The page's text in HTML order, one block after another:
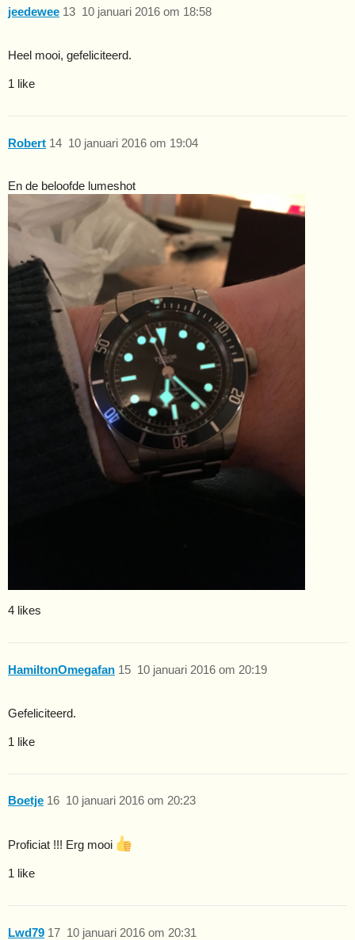
jeedewee 10 januari 2016 om 18:58
13
Heel mooi, gefeliciteerd.
1 like
Robert 10 januari 2016 om 19:04
14
En de beloofde lumeshot
4 likes
HamiltonOmegafan 10 januari 2016 om 20:19
15
Gefeliciteerd.
1 like
Boetje 10 januari 2016 om 20:23
16
Proficiat !!! Erg mooi
1 like
Lwd79 10 januari 2016 om 20:31
17